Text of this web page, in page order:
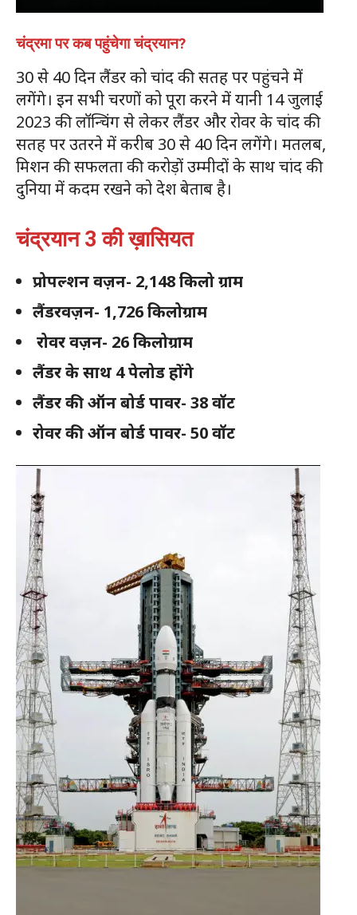
चंद्रमा पर कब पहुंचेगा चंद्रयान?
30 से 40 दिन लैंडर को चांद की सतह पर पहुंचने में
लगेंगे। इन सभी चरणों को पूरा करने में यानी 14 जुलाई
2023 की लॉन्चिंग से लेकर लैंडर और रोवर के चांद की
सतह पर उतरने में करीब 30 से 40 दिन लगेंगे। मतलब,
मिशन की सफलता की करोड़ों उम्मीदों के साथ चांद की
दुनिया में कदम रखने को देश बेताब है।
चंद्रयान 3 की ख़ासियत
प्रोपल्शन वज़न- 2,148 किलो ग्राम
लैंडरवज़न- 1,726 किलोग्राम
रोवर वज़न- 26 किलोग्राम
लैंडर के साथ 4 पेलोड होंगे
लैंडर की ऑन बोर्ड पावर- 38 वॉट
रोवर की ऑन बोर्ड पावर- 50 वॉट